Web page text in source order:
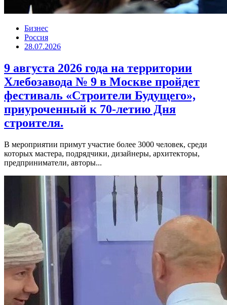
Бизнес
Россия
28.07.2026
9 августа 2026 года на территории
Хлебозавода № 9 в Москве пройдет
фестиваль «Строители Будущего»,
приуроченный к 70-летию Дня
строителя.
В мероприятии примут участие более 3000 человек, среди
которых мастера, подрядчики, дизайнеры, архитекторы,
предприниматели, авторы...